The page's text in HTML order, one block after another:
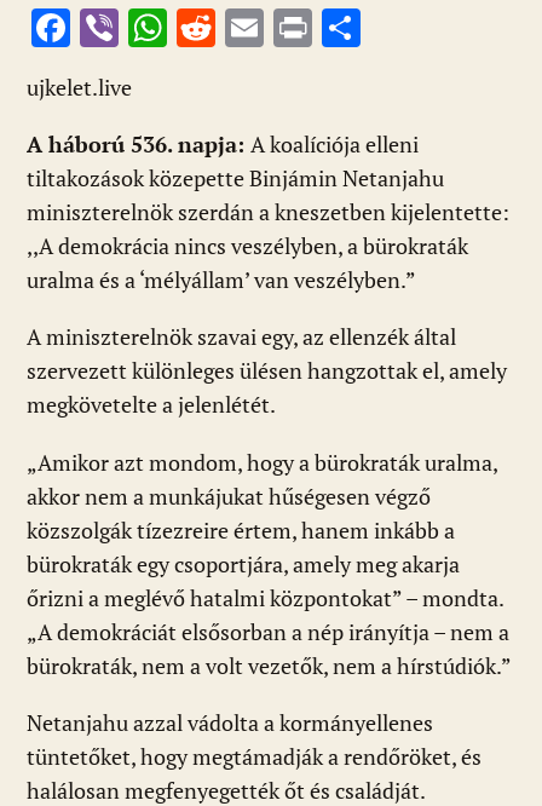
F
ac
e
b
o
o
k
Vi
er
W
s
A
p
p
R
di
t
E
l
Pr
m
e
g
ujkelet.live
A háború 536. napja: A koalíciója elleni
tiltakozások közepette Binjámin Netanjahu
miniszterelnök szerdán a kneszetben kijelentette:
,,A demokrácia nincs veszélyben, a bürokraták
uralma és a ‘mélyállam’ van veszélyben.”
A miniszterelnök szavai egy, az ellenzék által
szervezett különleges ülésen hangzottak el, amely
megkövetelte a jelenlétét.
„Amikor azt mondom, hogy a bürokraták uralma,
akkor nem a munkájukat hűségesen végző
közszolgák tízezreire értem, hanem inkább a
bürokraták egy csoportjára, amely meg akarja
őrizni a meglévő hatalmi központokat” – mondta.
„A demokráciát elsősorban a nép irányítja – nem a
bürokraták, nem a volt vezetők, nem a hírstúdiók.”
Netanjahu azzal vádolta a kormányellenes
tüntetőket, hogy megtámadják a rendőröket, és
halálosan megfenyegették őt és családját.